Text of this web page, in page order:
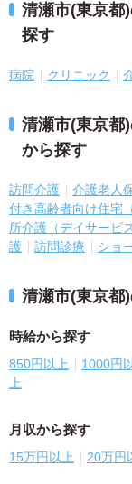
清瀬市(東京都
探す
病院 クリニック
清瀬市(東京都
から探す
訪問介護 介護老人
付き高齢者向け住宅
所介護（デイサービス
護
訪問診療 ショ
清瀬市(東京都
時給から探す
850円以上 1000円
上
月収から探す
15万円以上 20万円